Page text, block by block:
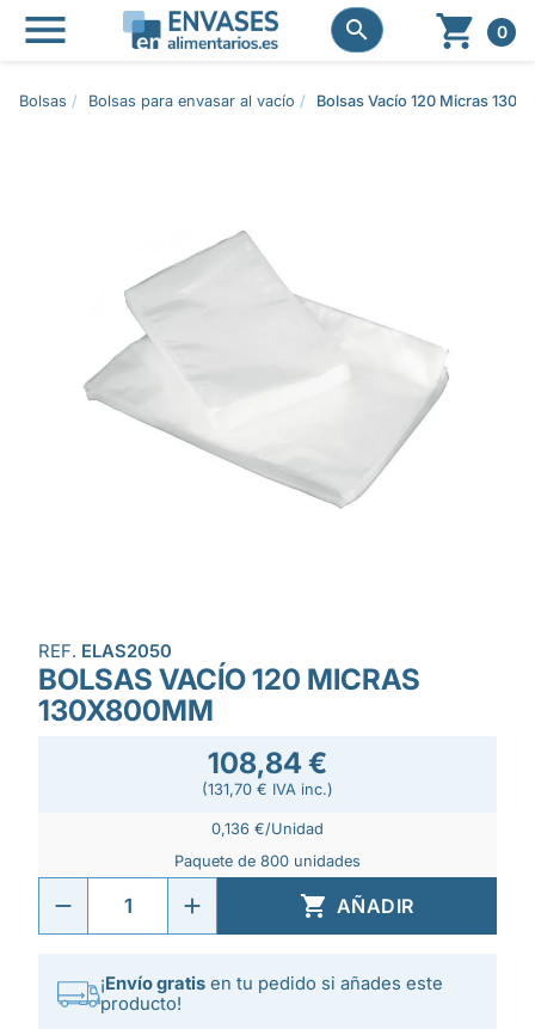
 
  0
Bolsas Bolsas para envasar al vacío Bolsas Vacío 120 Micras
REF. ELAS2050
BOLSAS VACÍO 120 MICRAS
130X800MM
108,84 €
(131,70 € IVA inc.)
0,136 €/Unidad
Paquete de 800 unidades
 AÑADIR
¡Envío gratis en tu pedido si añades este
producto!